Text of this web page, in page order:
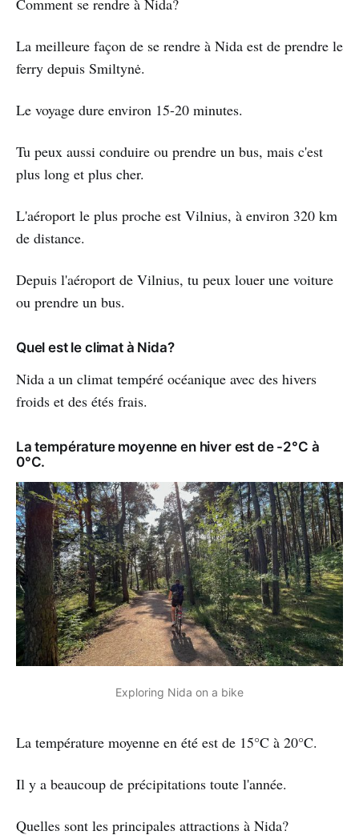
Comment se rendre à Nida?
La meilleure façon de se rendre à Nida est de prendre le
ferry depuis Smiltynė.
Le voyage dure environ 15-20 minutes.
Tu peux aussi conduire ou prendre un bus, mais c'est
plus long et plus cher.
L'aéroport le plus proche est Vilnius, à environ 320 km
de distance.
Depuis l'aéroport de Vilnius, tu peux louer une voiture
ou prendre un bus.
Quel est le climat à Nida?
Nida a un climat tempéré océanique avec des hivers
froids et des étés frais.
La température moyenne en hiver est de -2°C à
0°C.
Exploring Nida on a bike
La température moyenne en été est de 15°C à 20°C.
Il y a beaucoup de précipitations toute l'année.
Quelles sont les principales attractions à Nida?